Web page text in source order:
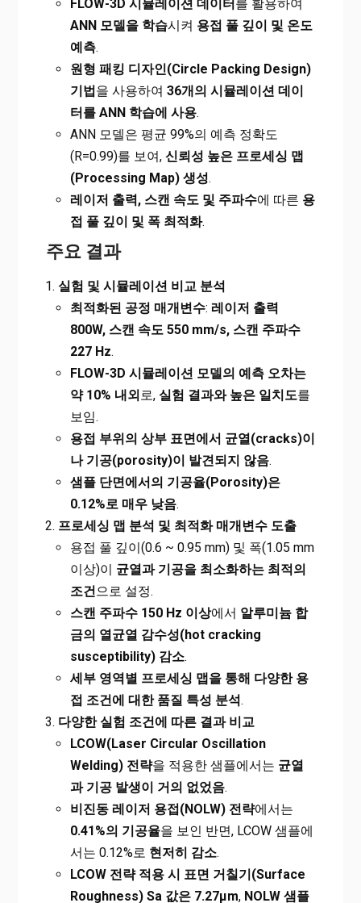
FLOW-3D 시뮬레이션 데이터 를 활용하여
ANN 모델을 학습시켜 용접 풀 깊이 및 온도
예측.
원형 패킹 디자인(Circle Packing Design)
기법을 사용하여 36개의 시뮬레이션 데이
터를 ANN 학습에 사용.
ANN 모델은 평균 99%의 예측 정확도
(R=0.99)를 보여, 신뢰성 높은 프로세싱 맵
(Processing Map) 생성.
레이저 출력, 스캔 속도 및 주파수에 따른 용
접 풀 깊이 및 폭 최적화.
주요 결과
실험 및 시뮬레이션 비교 분석
최적화된 공정 매개변수: 레이저 출력
800W, 스캔 속도 550 mm/s, 스캔 주파수
227 Hz.
FLOW-3D 시뮬레이션 모델의 예측 오차는
약 10% 내외로, 실험 결과와 높은 일치도를
보임.
용접 부위의 상부 표면에서 균열(cracks)이
나 기공(porosity)이 발견되지 않음.
샘플 단면에서의 기공율(Porosity)은
0.12%로 매우 낮음.
프로세싱 맵 분석 및 최적화 매개변수 도출
용접 풀 깊이(0.6 ~ 0.95 mm) 및 폭(1.05 mm
이상)이 균열과 기공을 최소화하는 최적의
조건으로 설정.
스캔 주파수 150 Hz 이상에서 알루미늄 합
금의 열균열 감수성(hot cracking
susceptibility) 감소.
세부 영역별 프로세싱 맵을 통해 다양한 용
접 조건에 대한 품질 특성 분석.
다양한 실험 조건에 따른 결과 비교
LCOW(Laser Circular Oscillation
Welding) 전략을 적용한 샘플에서는 균열
과 기공 발생이 거의 없었음.
비진동 레이저 용접(NOLW) 전략에서는
0.41%의 기공율을 보인 반면, LCOW 샘플에
서는 0.12%로 현저히 감소.
LCOW 전략 적용 시 표면 거칠기(Surface
Roughness) Sa 값은 7.27μm, NOLW 샘플